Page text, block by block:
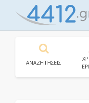
ΑΝΑΖΗΤΗΣΕΙΣ